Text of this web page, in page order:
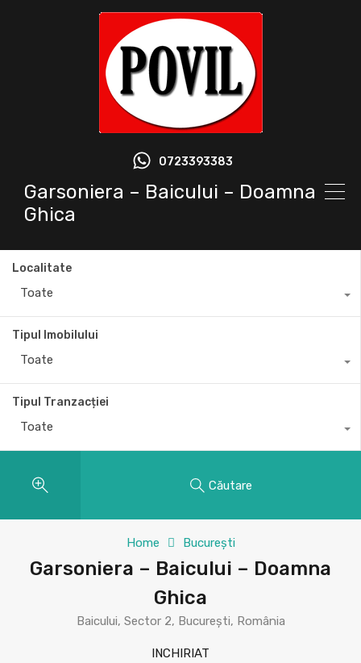
0723393383
Garsoniera – Baicului – Doamna
Ghica
Localitate
Toate
Tipul Imobilului
Toate
Tipul Tranzacției
Toate
Căutare
Home București
Garsoniera – Baicului – Doamna
Ghica
Baicului, Sector 2, București, România
INCHIRIAT